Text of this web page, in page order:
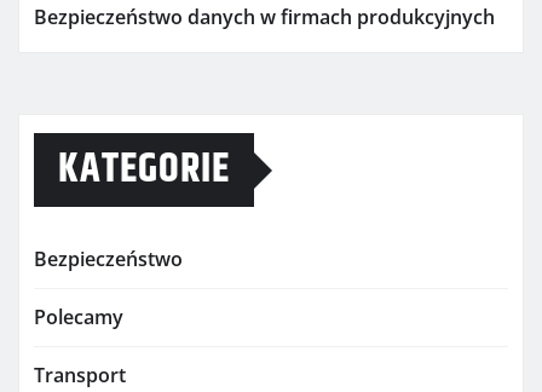
Bezpieczeństwo danych w firmach produkcyjnych
KATEGORIE
Bezpieczeństwo
Polecamy
Transport